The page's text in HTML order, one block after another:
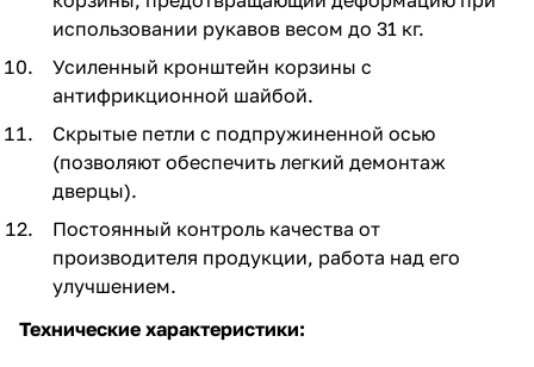
использовании рукавов весом до 31 кг.
Усиленный кронштейн корзины с
антифрикционной шайбой.
Скрытые петли с подпружиненной осью
(позволяют обеспечить легкий демонтаж
дверцы).
Постоянный контроль качества от
производителя продукции, работа над его
улучшением.
Технические характеристики: